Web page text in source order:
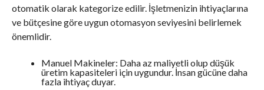
otomatik olarak kategorize edilir. İşletmenizin ihtiyaçlarına
ve bütçesine göre uygun otomasyon seviyesini belirlemek
önemlidir.
Manuel Makineler: Daha az maliyetli olup düşük
üretim kapasiteleri için uygundur. İnsan gücüne daha
fazla ihtiyaç duyar.